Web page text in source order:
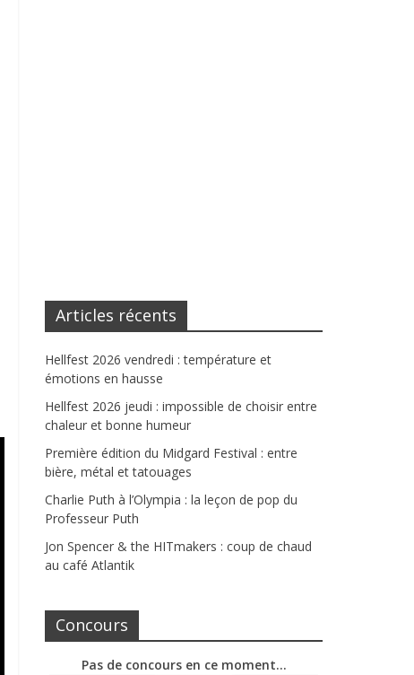
Articles récents
Hellfest 2026 vendredi : température et
émotions en hausse
Hellfest 2026 jeudi : impossible de choisir entre
chaleur et bonne humeur
Première édition du Midgard Festival : entre
bière, métal et tatouages
Charlie Puth à l’Olympia : la leçon de pop du
Professeur Puth
Jon Spencer & the HITmakers : coup de chaud
au café Atlantik
Concours
Pas de concours en ce moment…